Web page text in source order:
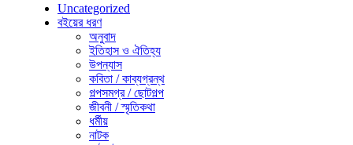
Uncategorized
বইয়ের ধরণ
অনুবাদ
ইতিহাস ও ঐতিহ্য
উপন্যাস
কবিতা / কাব্যগ্রন্থ
গল্পসমগ্র / ছোটগল্প
জীবনী / স্মৃতিকথা
ধর্মীয়
নাটক